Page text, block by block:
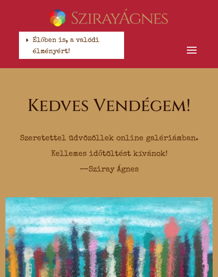
Élőben is, a valódi
élményért!
Kedves Vendégem!
Szeretettel üdvözöllek online galériámban.
Kellemes időtöltést kívánok!
—Sziray Ágnes